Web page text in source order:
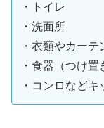
・トイレ
・洗面所
・衣類やカーテ
・食器（つけ置
・コンロなどキ